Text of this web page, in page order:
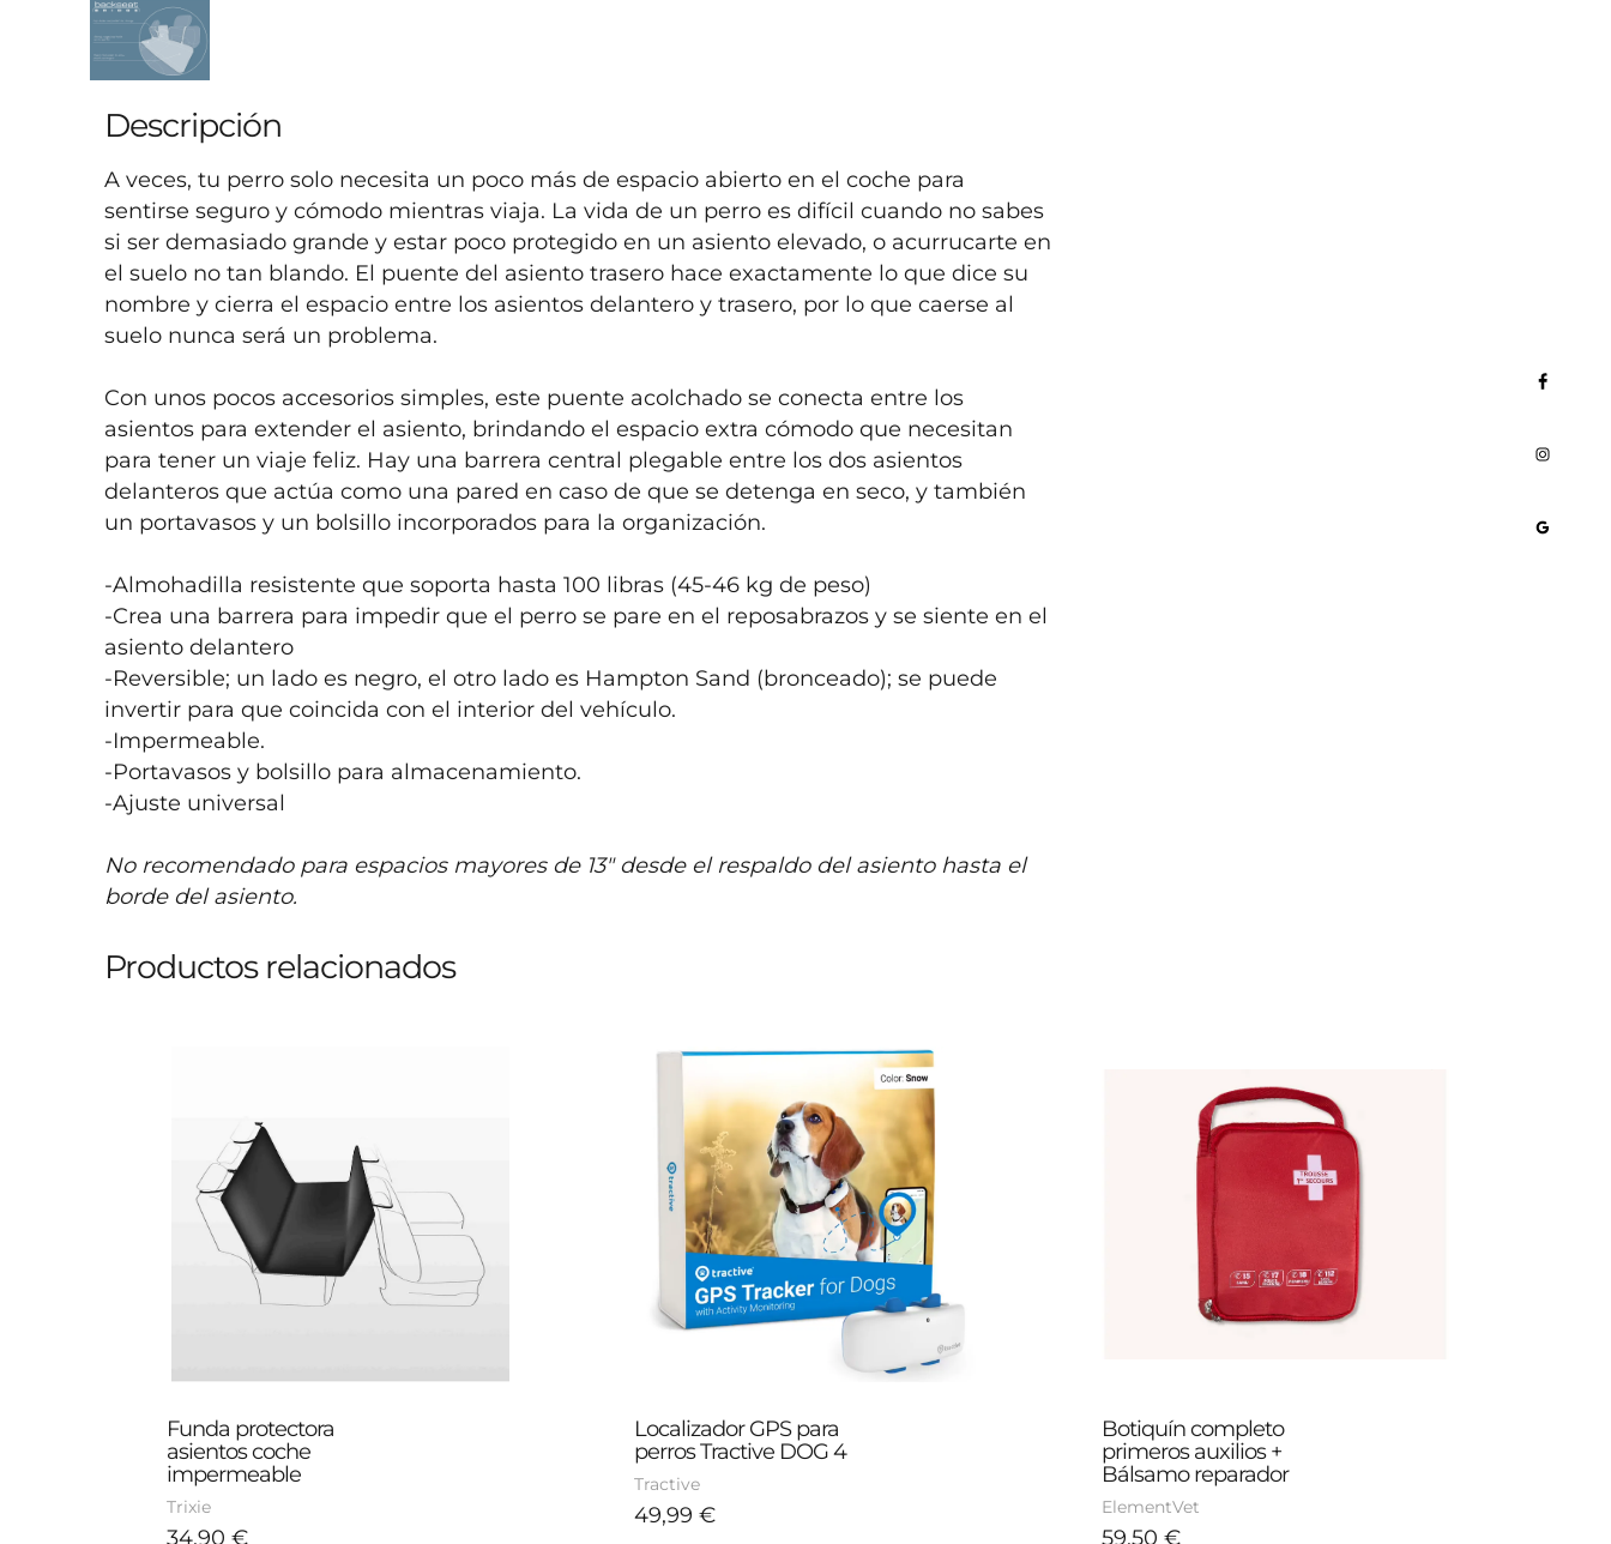
Descripción
A veces, tu perro solo necesita un poco más de espacio abierto en el coche para
sentirse seguro y cómodo mientras viaja. La vida de un perro es difícil cuando no sabes
si ser demasiado grande y estar poco protegido en un asiento elevado, o acurrucarte en
el suelo no tan blando. El puente del asiento trasero hace exactamente lo que dice su
nombre y cierra el espacio entre los asientos delantero y trasero, por lo que caerse al
suelo nunca será un problema.
Con unos pocos accesorios simples, este puente acolchado se conecta entre los
asientos para extender el asiento, brindando el espacio extra cómodo que necesitan
para tener un viaje feliz. Hay una barrera central plegable entre los dos asientos
delanteros que actúa como una pared en caso de que se detenga en seco, y también
un portavasos y un bolsillo incorporados para la organización.
-Almohadilla resistente que soporta hasta 100 libras (45-46 kg de peso)
-Crea una barrera para impedir que el perro se pare en el reposabrazos y se siente en el
asiento delantero
-Reversible; un lado es negro, el otro lado es Hampton Sand (bronceado); se puede
invertir para que coincida con el interior del vehículo.
-Impermeable.
-Portavasos y bolsillo para almacenamiento.
-Ajuste universal
No recomendado para espacios mayores de 13" desde el respaldo del asiento hasta el
borde del asiento.
Productos relacionados
Funda protectora
asientos coche
impermeable
Trixie
34,90 €
Localizador GPS para
perros Tractive DOG 4
Tractive
49,99 €
Botiquín completo
primeros auxilios +
Bálsamo reparador
ElementVet
59,50 €